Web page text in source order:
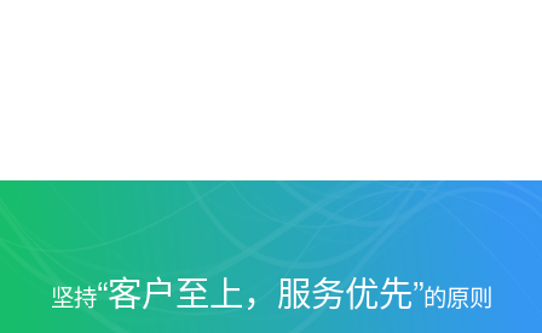
坚持“客户至上，服务优先”的原则